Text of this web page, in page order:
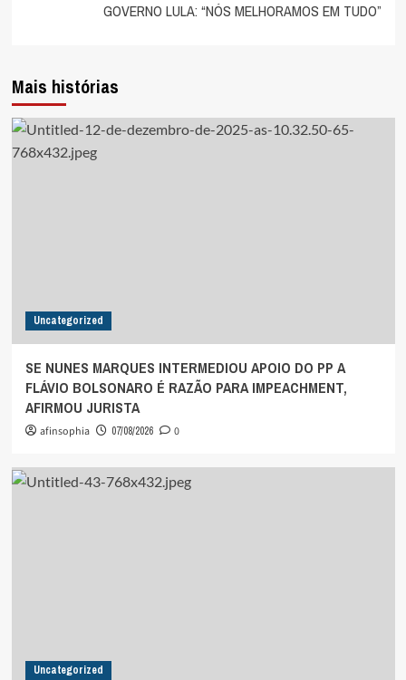
GOVERNO LULA: “NÓS MELHORAMOS EM TUDO”
Mais histórias
Uncategorized
SE NUNES MARQUES INTERMEDIOU APOIO DO PP A
FLÁVIO BOLSONARO É RAZÃO PARA IMPEACHMENT,
AFIRMOU JURISTA
afinsophia 07/08/2026 0
Uncategorized